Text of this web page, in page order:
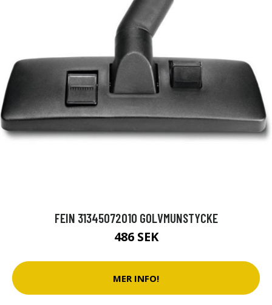
FEIN 31345072010 GOLVMUNSTYCKE
486 SEK
MER INFO!